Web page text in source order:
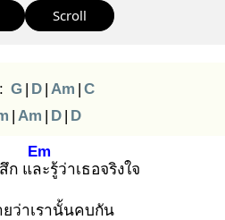
Scroll
G | D | Am | C
| Am | D | D
ก และ
Em
รู้ว่าเธอจริงใจ
ว่าเรานั้นคบกัน